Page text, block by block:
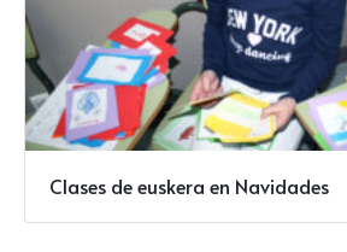
Clases de euskera en Navidades